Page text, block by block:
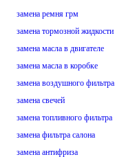
замена ремня грм
замена тормозной жидкости
замена масла в двигателе
замена масла в коробке
замена воздушного фильтра
замена свечей
замена топливного фильтра
замена фильтра салона
замена антифриза